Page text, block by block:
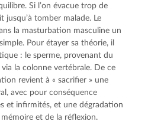
Si l’on évacue trop de
jusqu’à tomber malade. Le
la masturbation masculine un
Pour étayer sa théorie, il
: le sperme, provenant du
la colonne vertébrale. De ce
revient à « sacrifier » une
avec pour conséquence
et infirmités, et une dégradation
et de la réflexion.